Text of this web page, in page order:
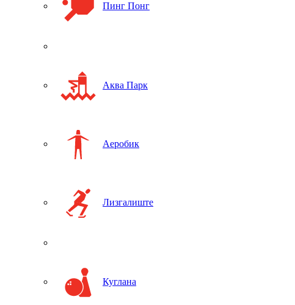
Пинг Понг
Аква Парк
Аеробик
Лизгалиште
Куглана